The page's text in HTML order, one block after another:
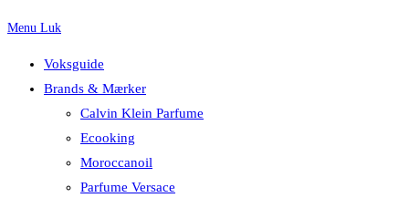
Menu Luk
Voksguide
Brands & Mærker
Calvin Klein Parfume
Ecooking
Moroccanoil
Parfume Versace